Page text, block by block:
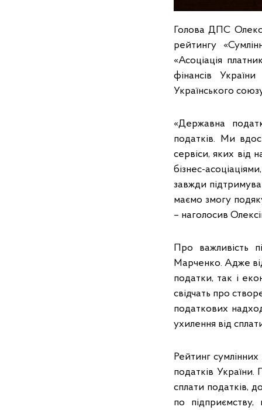
Голова ДПС
рейтингу
«Асоціація
фінансів
Українського
«Державна
податків. Ми
сервіси, яких від
бізнес-
завжди
маємо змогу
– наголосив
Про важливість
Марченко. Адже
податки, так і
свідчать про
податкових
ухилення від
Рейтинг
податків України.
сплати податків,
по підприємству,